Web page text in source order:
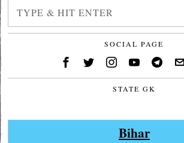
SOCIAL PAGE
STATE GK
Bihar